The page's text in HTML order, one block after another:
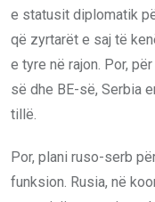
e statusit diplomatik
që zyrtarët e saj të
e tyre në rajon. Por,
së dhe BE-së, Serbia
tillë.
Por, plani ruso-serb
funksion. Rusia, në